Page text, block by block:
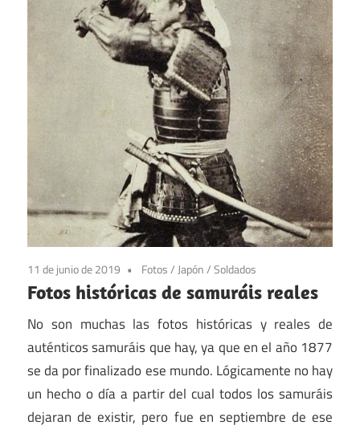
11 de junio de 2019 Fotos/ Japón/Soldados
Fotos históricas de samuráis reales
No son muchas las fotos históricas y reales de
auténticos samuráis que hay, ya que en el año 1877
se da por finalizado ese mundo. Lógicamente no hay
un hecho o día a partir del cual todos los samuráis
dejaran de existir, pero fue en septiembre de ese